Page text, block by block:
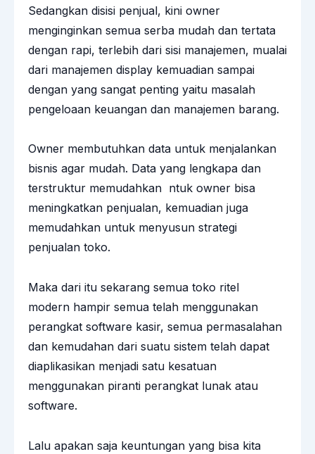
Sedangkan disisi penjual, kini owner
menginginkan semua serba mudah dan tertata
dengan rapi, terlebih dari sisi manajemen, mualai
dari manajemen display kemuadian sampai
dengan yang sangat penting yaitu masalah
pengeloaan keuangan dan manajemen barang.
Owner membutuhkan data untuk menjalankan
bisnis agar mudah. Data yang lengkapa dan
terstruktur memudahkan ntuk owner bisa
meningkatkan penjualan, kemuadian juga
memudahkan untuk menyusun strategi
penjualan toko.
Maka dari itu sekarang semua toko ritel
modern hampir semua telah menggunakan
perangkat software kasir, semua permasalahan
dan kemudahan dari suatu sistem telah dapat
diaplikasikan menjadi satu kesatuan
menggunakan piranti perangkat lunak atau
software.
Lalu apakan saja keuntungan yang bisa kita